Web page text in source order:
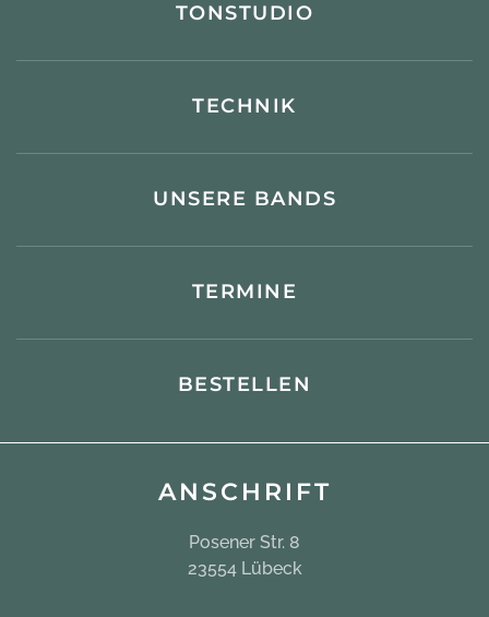
TONSTUDIO
TECHNIK
UNSERE BANDS
TERMINE
BESTELLEN
ANSCHRIFT
Posener Str. 8
23554 Lübeck